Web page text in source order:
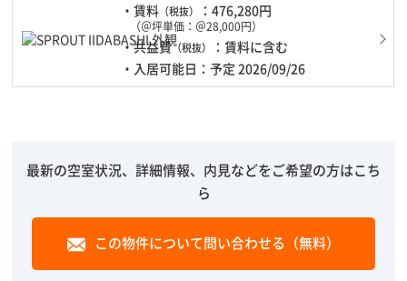
・賃料 （税抜） ：476,280円
（＠坪単価：＠28,000円）
・共益費（税抜）
：賃料に含む
・入居可能日：予定 2026/09/26
最新の空室状況、詳細情報、内見などをご希望の方はこち
ら
この物件について問い合わせる（無料）